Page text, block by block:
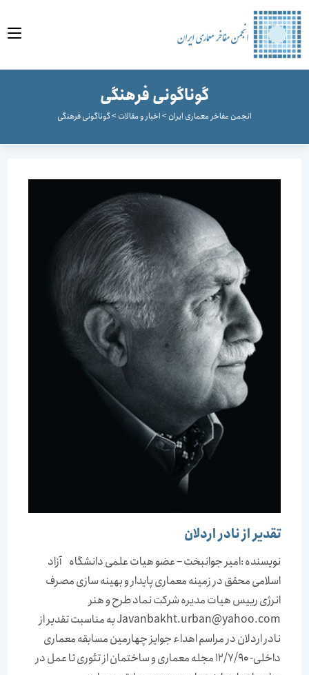
گوناگونی فرهنگی
انجمن مفاخر معماری ایران>اخبار و مقالات>گوناگونی فرهنگی
تقدیر از نادر اردلان
نویسنده :امیر جوانبخت – عضو هیات علمی دانشگاه آزاد
اسلامی محقق در زمینه معماری پایدار و بهینه سازی مصرف
انرژی رییس هیات مدیره شرکت نماد طرح و هنر
Javanbakht.urban@yahoo.com به مناسبت تقدیر از
نادر اردلان در مراسم اهداء جوایز چهارمین مسابقه معماری
داخلی- 12/7/90 مجله معماری و ساختمان از تئوری تا عمل در